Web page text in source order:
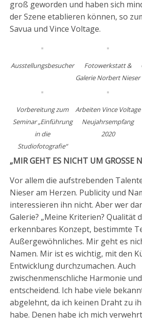
groß geworden und haben sich
der Szene etablieren können, so
Savua und Vince Voltage.
Ausstellungsbesucher
Fotowerkstatt &
Galerie Norbert Nieser
Vorbereitung zum
Seminar „Einführung
in die
Studiofotografie“
Arbeiten Vince Voltage
Neujahrsempfang
2020
„MIR GEHT ES NICHT UM GROSSE
Vor allem die aufstrebenden
Nieser am Herzen. Publicity und
interessieren ihn nicht. Aber wer
Galerie? „Meine Kriterien? Qualität
erkennbares Konzept, bestimmte
Außergewöhnliches. Mir geht es
Namen. Mir ist es wichtig, mit den
Entwicklung durchzumachen. Auch
zwischenmenschliche Harmonie
entscheidend. Ich habe viele
abgelehnt, da ich keinen Draht zu
habe. Denen habe ich mich